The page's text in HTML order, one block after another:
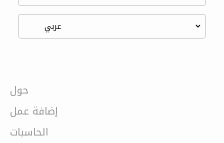
حول
إضافة عمل
الحاسبات